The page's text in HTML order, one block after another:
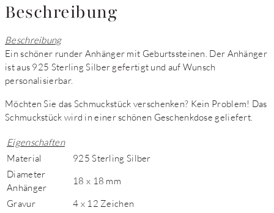
Beschreibung
Beschreibung
Ein schöner runder Anhänger mit Geburtssteinen. Der Anhänger
ist aus 925 Sterling Silber gefertigt und auf Wunsch
personalisierbar.
Möchten Sie das Schmuckstück verschenken? Kein Problem! Das
Schmuckstück wird in einer schönen Geschenkdose geliefert.
Eigenschaften
Material
925 Sterling Silber
Diameter
Anhänger
18 x 18 mm
Gravur
4 x 12 Zeichen